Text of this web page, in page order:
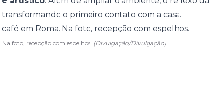
transformando o primeiro contato com a casa.
foto, recepção com espelhos. (Divulgação/Divulgação)